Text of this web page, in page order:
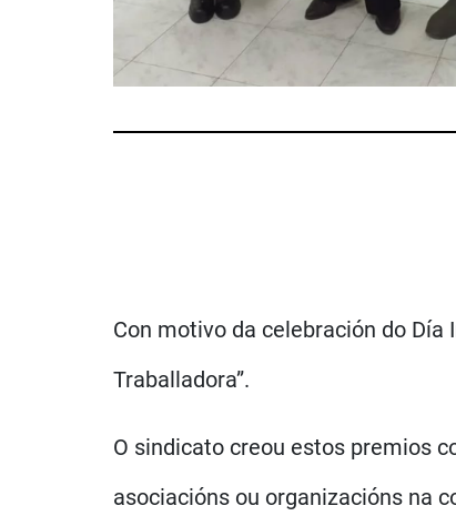
Con motivo da celebración do Día
Traballadora”.
O sindicato creou estos premios
asociacións ou organizacións na